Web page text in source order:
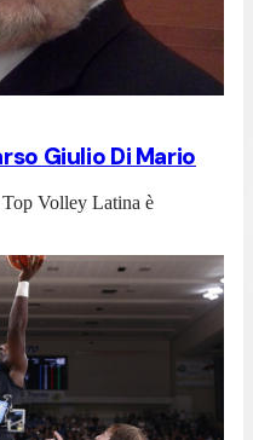
Giulio Di Mario
Volley Latina è